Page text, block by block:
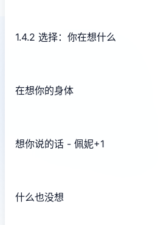
1.4.2 选择：你在想什么
在想你的身体
想你说的话 - 佩妮+1
什么也没想